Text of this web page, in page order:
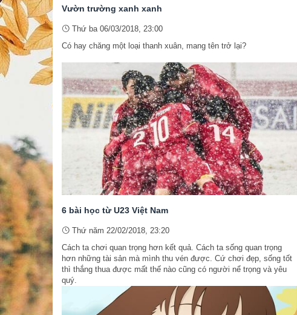
Vườn trường xanh xanh
Thứ ba 06/03/2018, 23:00
Có hay chăng một loại thanh xuân, mang tên trở lại?
6 bài học từ U23 Việt Nam
Thứ năm 22/02/2018, 23:20
Cách ta chơi quan trọng hơn kết quả. Cách ta sống quan trọng
hơn những tài sản mà mình thu vén được. Cứ chơi đẹp, sống tốt
thì thắng thua được mất thế nào cũng có người nể trọng và yêu
quý.